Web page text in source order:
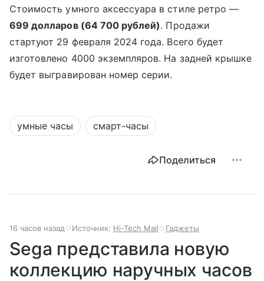
Стоимость умного аксессуара в стиле ретро —
699 долларов (64 700 рублей). Продажи
стартуют 29 февраля 2024 года. Всего будет
изготовлено 4000 экземпляров. На задней крышке
будет выгравирован номер серии.
умные часы смарт-часы
Поделиться
16 часов назад Источник: Hi-Tech Mail Гаджеты
Sega представила новую
коллекцию наручных часов